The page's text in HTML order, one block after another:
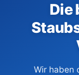
Die
Wir haben